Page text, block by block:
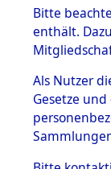
1.
mente
5.
5.3
5.3.1
Bitte
enthält.
Als Nutzer
Gesetze